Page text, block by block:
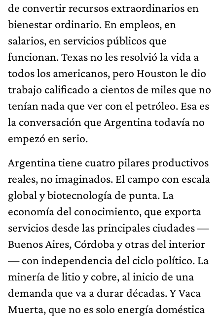
de convertir recursos extraordinarios en
bienestar ordinario. En empleos, en
salarios, en servicios públicos que
funcionan. Texas no les resolvió la vida a
todos los americanos, pero Houston le dio
trabajo calificado a cientos de miles que no
tenían nada que ver con el petróleo. Esa es
la conversación que Argentina todavía no
empezó en serio.
Argentina tiene cuatro pilares productivos
reales, no imaginados. El campo con escala
global y biotecnología de punta. La
economía del conocimiento, que exporta
servicios desde las principales ciudades —
Buenos Aires, Córdoba y otras del interior
— con independencia del ciclo político. La
minería de litio y cobre, al inicio de una
demanda que va a durar décadas. Y Vaca
Muerta, que no es solo energía doméstica